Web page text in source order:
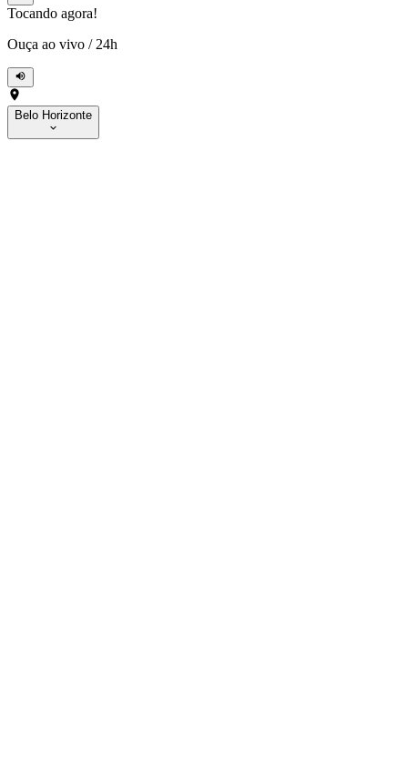
Tocando agora!
Ouça ao vivo / 24h
Belo Horizonte